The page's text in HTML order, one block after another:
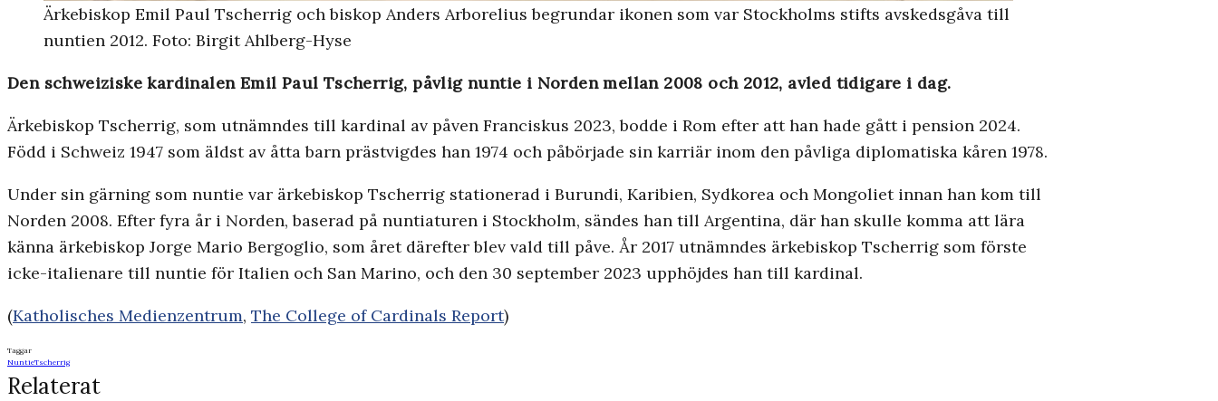
Ärkebiskop Emil Paul Tscherrig och biskop Anders Arborelius begrundar ikonen som var Stockholms stifts avskedsgåva till
nuntien 2012. Foto: Birgit Ahlberg-Hyse
Den schweiziske kardinalen Emil Paul Tscherrig, påvlig nuntie i Norden mellan 2008 och 2012, avled tidigare i dag.
Ärkebiskop Tscherrig, som utnämndes till kardinal av påven Franciskus 2023, bodde i Rom efter att han hade gått i pension 2024.
Född i Schweiz 1947 som äldst av åtta barn prästvigdes han 1974 och påbörjade sin karriär inom den påvliga diplomatiska kåren 1978.
Under sin gärning som nuntie var ärkebiskop Tscherrig stationerad i Burundi, Karibien, Sydkorea och Mongoliet innan han kom till
Norden 2008. Efter fyra år i Norden, baserad på nuntiaturen i Stockholm, sändes han till Argentina, där han skulle komma att lära
känna ärkebiskop Jorge Mario Bergoglio, som året därefter blev vald till påve. År 2017 utnämndes ärkebiskop Tscherrig som förste
icke-italienare till nuntie för Italien och San Marino, och den 30 september 2023 upphöjdes han till kardinal.
(Katholisches Medienzentrum, The College of Cardinals Report)
Taggar
NuntieTscherrig
Relaterat